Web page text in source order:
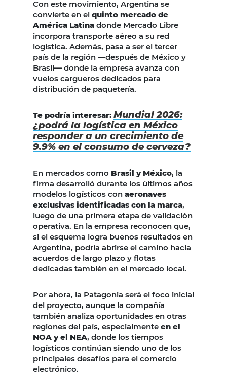
Con este movimiento, Argentina se
convierte en el quinto mercado de
América Latina donde Mercado Libre
incorpora transporte aéreo a su red
logística. Además, pasa a ser el tercer
país de la región —después de México y
Brasil— donde la empresa avanza con
vuelos cargueros dedicados para
distribución de paquetería.
Te podría interesar: Mundial 2026:
¿podrá la logística en México
responder a un crecimiento de
9.9% en el consumo de cerveza?
En mercados como Brasil y México, la
firma desarrolló durante los últimos años
modelos logísticos con aeronaves
exclusivas identificadas con la marca,
luego de una primera etapa de validación
operativa. En la empresa reconocen que,
si el esquema logra buenos resultados en
Argentina, podría abrirse el camino hacia
acuerdos de largo plazo y flotas
dedicadas también en el mercado local.
Por ahora, la Patagonia será el foco inicial
del proyecto, aunque la compañía
también analiza oportunidades en otras
regiones del país, especialmente en el
NOA y el NEA, donde los tiempos
logísticos continúan siendo uno de los
principales desafíos para el comercio
electrónico.